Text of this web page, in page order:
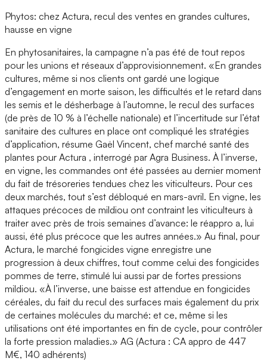
Phytos: chez Actura, recul des ventes en grandes cultures,
hausse en vigne
En phytosanitaires, la campagne n’a pas été de tout repos
pour les unions et réseaux d’approvisionnement. «En grandes
cultures, même si nos clients ont gardé une logique
d’engagement en morte saison, les difficultés et le retard dans
les semis et le désherbage à l’automne, le recul des surfaces
(de près de 10 % à l’échelle nationale) et l’incertitude sur l’état
sanitaire des cultures en place ont compliqué les stratégies
d’application, résume Gaël Vincent, chef marché santé des
plantes pour Actura , interrogé par Agra Business. À l’inverse,
en vigne, les commandes ont été passées au dernier moment
du fait de trésoreries tendues chez les viticulteurs. Pour ces
deux marchés, tout s’est débloqué en mars-avril. En vigne, les
attaques précoces de mildiou ont contraint les viticulteurs à
traiter avec près de trois semaines d’avance: le réappro a, lui
aussi, été plus précoce que les autres années.» Au final, pour
Actura, le marché fongicides vigne enregistre une
progression à deux chiffres, tout comme celui des fongicides
pommes de terre, stimulé lui aussi par de fortes pressions
mildiou. «À l’inverse, une baisse est attendue en fongicides
céréales, du fait du recul des surfaces mais également du prix
de certaines molécules du marché: et ce, même si les
utilisations ont été importantes en fin de cycle, pour contrôler
la forte pression maladies.» AG (Actura : CA appro de 447
M€, 140 adhérents)